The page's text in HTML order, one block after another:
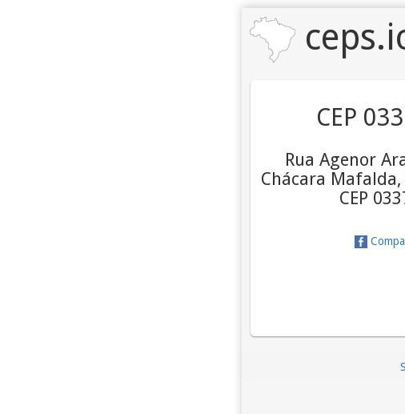
CEP
Rua Agenor
Chácara Mafalda,
CEP